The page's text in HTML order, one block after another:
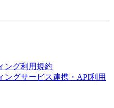
ング利用規約
ングサービス連携・API利用